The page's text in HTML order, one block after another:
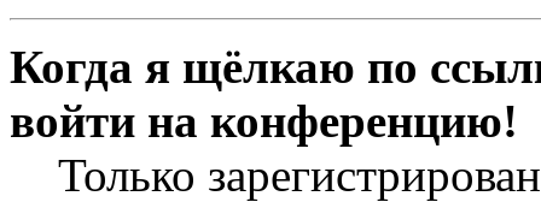
Когда я щёлкаю по
войти на конференцию!
Только